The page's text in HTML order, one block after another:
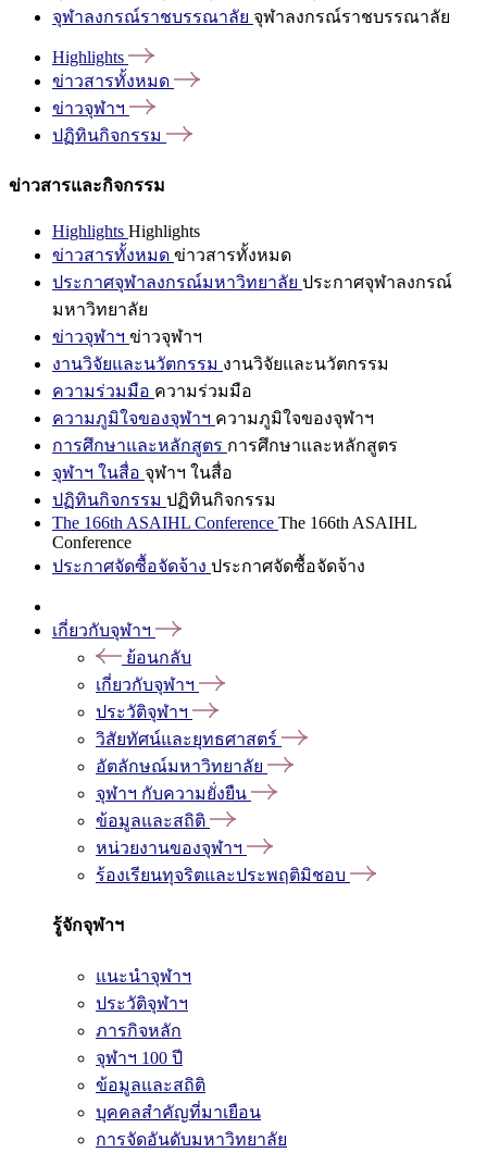
จุฬาลงกรณ์ราชบรรณาลัย จุฬาลงกรณ์ราชบรรณาลัย
Highlights
ข่าวสารทั้งหมด
ข่าวจุฬาฯ
ปฏิทินกิจกรรม
ข่าวสารและกิจกรรม
Highlights Highlights
ข่าวสารทั้งหมด ข่าวสารทั้งหมด
ประกาศจุฬาลงกรณ์มหาวิทยาลัย ประกาศจุฬาลงกรณ์
มหาวิทยาลัย
ข่าวจุฬาฯ ข่าวจุฬาฯ
งานวิจัยและนวัตกรรม งานวิจัยและนวัตกรรม
ความร่วมมือ ความร่วมมือ
ความภูมิใจของจุฬาฯ ความภูมิใจของจุฬาฯ
การศึกษาและหลักสูตร การศึกษาและหลักสูตร
จุฬาฯ ในสื่อ จุฬาฯ ในสื่อ
ปฏิทินกิจกรรม ปฏิทินกิจกรรม
The 166th ASAIHL Conference The 166th ASAIHL
Conference
ประกาศจัดซื้อจัดจ้าง ประกาศจัดซื้อจัดจ้าง
เกี่ยวกับจุฬาฯ
ย้อนกลับ
เกี่ยวกับจุฬาฯ
ประวัติจุฬาฯ
วิสัยทัศน์และยุทธศาสตร์
อัตลักษณ์มหาวิทยาลัย
จุฬาฯ กับความยั่งยืน
ข้อมูลและสถิติ
หน่วยงานของจุฬาฯ
ร้องเรียนทุจริตและประพฤติมิชอบ
รู้จักจุฬาฯ
แนะนำจุฬาฯ
ประวัติจุฬาฯ
ภารกิจหลัก
จุฬาฯ 100 ปี
ข้อมูลและสถิติ
บุคคลสำคัญที่มาเยือน
การจัดอันดับมหาวิทยาลัย